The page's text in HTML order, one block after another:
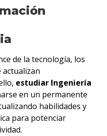
de la tecnología, los
actualizan
estudiar Ingeniería
en un permanente
habilidades y
para potenciar